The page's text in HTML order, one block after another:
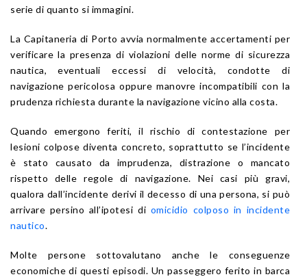
serie di quanto si immagini.
La Capitaneria di Porto avvia normalmente accertamenti per
verificare la presenza di violazioni delle norme di sicurezza
nautica, eventuali eccessi di velocità, condotte di
navigazione pericolosa oppure manovre incompatibili con la
prudenza richiesta durante la navigazione vicino alla costa.
Quando emergono feriti, il rischio di contestazione per
lesioni colpose diventa concreto, soprattutto se l’incidente
è stato causato da imprudenza, distrazione o mancato
rispetto delle regole di navigazione. Nei casi più gravi,
qualora dall’incidente derivi il decesso di una persona, si può
arrivare persino all’ipotesi di omicidio colposo in incidente
nautico.
Molte persone sottovalutano anche le conseguenze
economiche di questi episodi. Un passeggero ferito in barca